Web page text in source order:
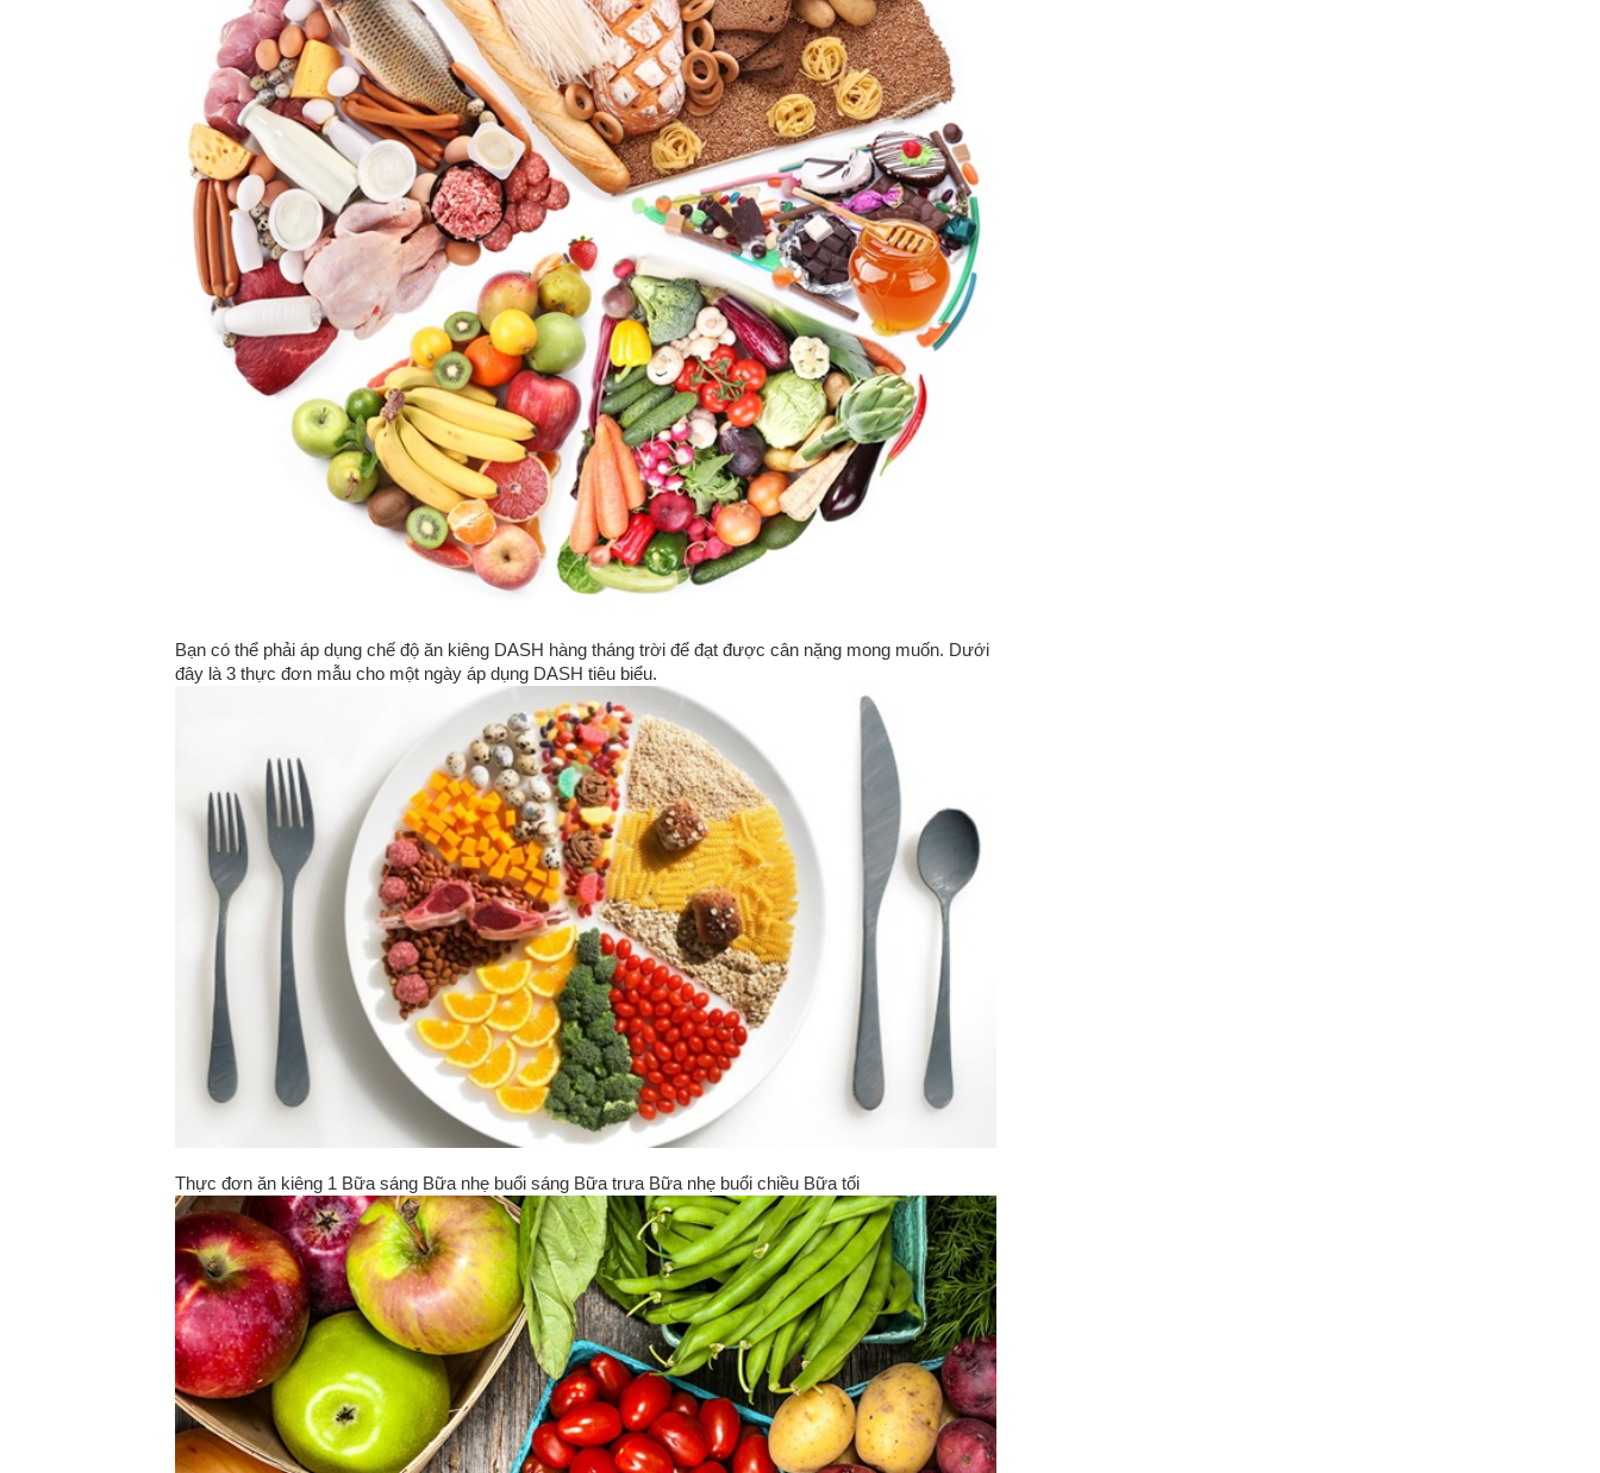
Bạn có thể phải áp dụng chế độ ăn kiêng DASH hàng tháng trời để đạt được cân nặng mong muốn. Dưới
đây là 3 thực đơn mẫu cho một ngày áp dụng DASH tiêu biểu.
Thực đơn ăn kiêng 1 Bữa sáng Bữa nhẹ buổi sáng Bữa trưa Bữa nhẹ buổi chiều Bữa tối